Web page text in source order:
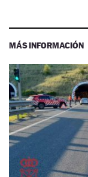
MÁS INFORMACIÓN